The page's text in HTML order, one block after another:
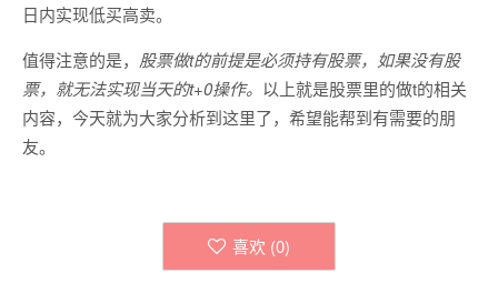
日内实现低买高卖。
值得注意的是， 股票做t的前提是必须持有股票，如果没有股
票，就无法实现当天的t+0操作。 以上就是股票里的做t的相关
内容，今天就为大家分析到这里了，希望能帮到有需要的朋
友。
喜欢 (0)